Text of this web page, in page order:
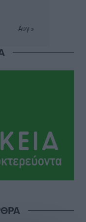
νίκες μαζί»
Αυγ »